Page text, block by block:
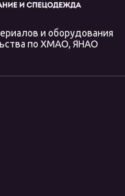
и оборудования
по ХМАО, ЯНАО